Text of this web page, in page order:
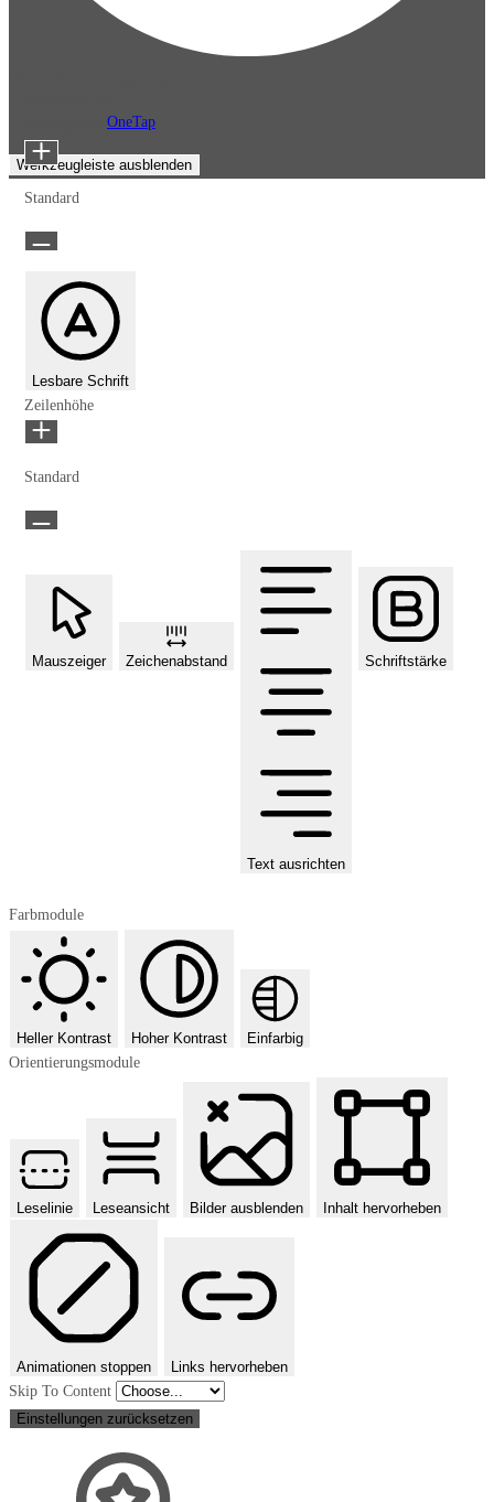
OneTap
Werkzeugleiste ausblenden
Standard
Lesbare Schrift
Zeilenhöhe
Standard
Mauszeiger Zeichenabstand
Text ausrichten
Schriftstärke
Farbmodule
Heller Kontrast Hoher Kontrast
Einfarbig
Orientierungsmodule
Leselinie Leseansicht Bilder ausblenden Inhalt hervorheben
Animationen stoppen
Links hervorheben
Skip To Content
Einstellungen zurücksetzen